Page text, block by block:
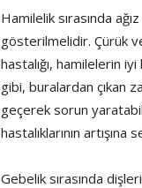
Hamilelik sırasında
gösterilmelidir. Çürük
hastalığı, hamilelerin
gibi, buralardan çıkan
geçerek sorun
hastalıklarının
Gebelik sırasında